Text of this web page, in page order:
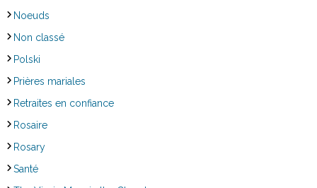
Noeuds
Non classé
Polski
Prières mariales
Retraites en confiance
Rosaire
Rosary
Santé